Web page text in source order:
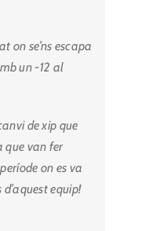
on se’ns escapa
un -12 al
de xip que
que van fer
on es va
equip!